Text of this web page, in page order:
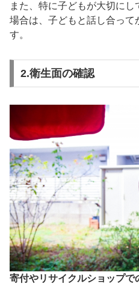
また、特に子どもが大切に
場合は、子どもと話し合っ
す。
2.衛生面の確認
寄付やリサイクルショップ